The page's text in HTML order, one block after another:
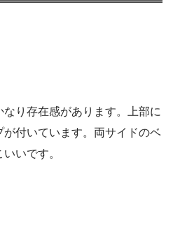
り存在感があります。上部に
付いています。両サイドのベ
いです。